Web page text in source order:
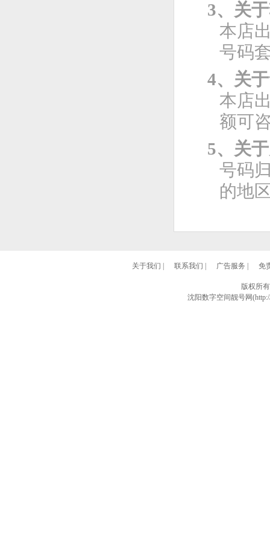
3、关
本店
号码
4、关
本店
额可
5、关
号码
的地
关于我们 联系我们 广告服务 免
版权所
沈阳数字空间靓号网